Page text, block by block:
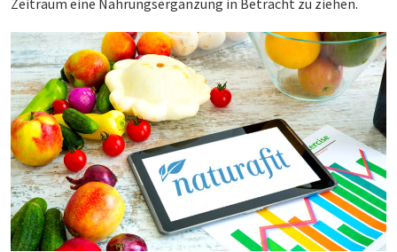
Zeitraum eine Nahrungsergänzung in Betracht zu ziehen.